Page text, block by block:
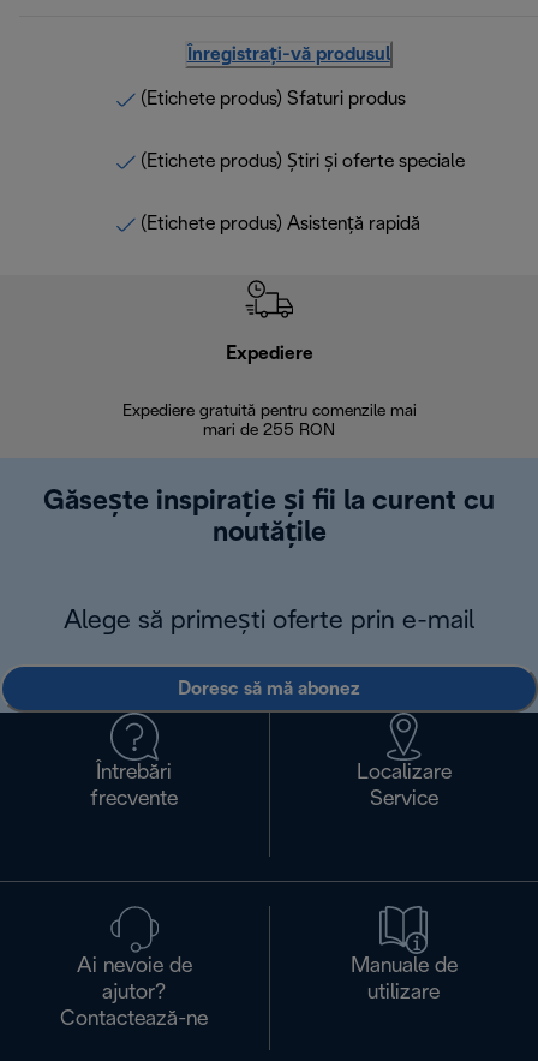
Înregistrați-vă produsul
(Etichete produs) Sfaturi produs
(Etichete produs) Știri și oferte speciale
(Etichete produs) Asistență rapidă
Expediere
Expediere gratuită pentru comenzile mai
mari de 255 RON
Găsește inspirație și fii la curent cu
noutățile
Alege să primești oferte prin e-mail
Doresc să mă abonez
Întrebări
frecvente
Localizare
Service
Ai nevoie de
ajutor?
Contactează-ne
Manuale de
utilizare